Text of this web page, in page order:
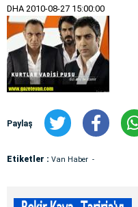
DHA 2010-08-27 15:00:00
Paylaş
Etiketler : Van Haber